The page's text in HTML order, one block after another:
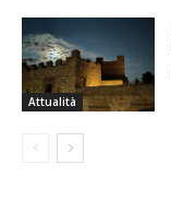
Attualità